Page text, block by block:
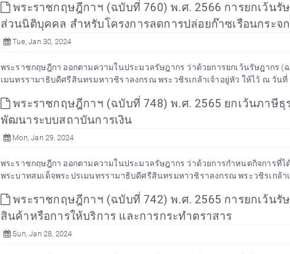
พระราชกฤษฎีกาฯ (ฉบับที่ 760) พ.ศ. 2566 การยกเว้นรั
ส่วนนิติบุคคล สำหรับโครงการลดการปล่อยก๊าซเรือนกระจ
Tue, Jan 30, 2024
พระราชกฤษฎีกา ออกตามความในประมวลรัษฎากร ว่าด้วยการยกเว้นรัษฎากร (ฉ
เมนทรรามาธิบดีศรีสินทรมหาวชิราลงกรณ พระวชิรเกล้าเจ้าอยู่หัว ให้ไว้ ณ วันที่
พระราชกฤษฎีกาฯ (ฉบับที่ 748) พ.ศ. 2565 ยกเว้นภาษี
พัฒนาระบบสถาบันการเงิน
Mon, Jan 29, 2024
พระราชกฤษฎีกา ออกตามความในประมวลรัษฎากร ว่าด้วยการกำหนดกิจการที่ไ
พระบาทสมเด็จพระปรเมนทรรามาธิบดีศรีสินทรมหาวชิราลงกรณ พระวชิรเกล้า
พระราชกฤษฎีกาฯ (ฉบับที่ 742) พ.ศ. 2565 การยกเว้นรั
สินค้าหรือการให้บริการ และการกระทำตราสาร
Sun, Jan 28, 2024